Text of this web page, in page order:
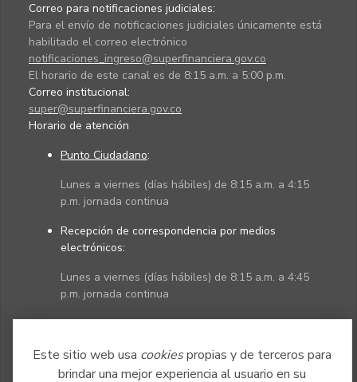
Este sitio web usa cookiespropias y de terceros para
brindar una mejor experiencia al usuario en su
Correo para notificaciones judiciales:
Para el envío de notificaciones judiciales únicamente está
habilitado el correo electrónico
notificaciones_ingreso@superfinanciera.gov.co
El horario de este canal es de 8:15 a.m. a 5:00 p.m.
Correo institucional:
super@superfinanciera.gov.co
Horario de atención
Punto Ciudadano:
Lunes a viernes (días hábiles) de 8:15 a.m. a 4:15
p.m. jornada continua
Recepción de correspondencia por medios
electrónicos:
Lunes a viernes (días hábiles) de 8:15 a.m. a 4:45
p.m. jornada continua